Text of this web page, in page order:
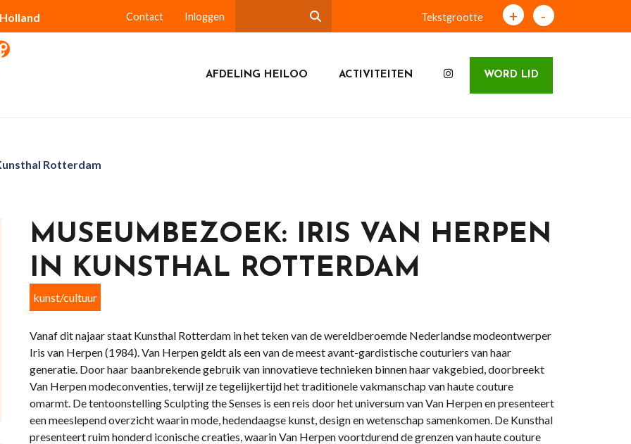
Contact Inloggen Tekstgrootte + -
AFDELING HEILOO ACTIVITEITEN WORD LID
Rotterdam
MUSEUMBEZOEK: IRIS VAN HERPEN
IN KUNSTHAL ROTTERDAM
kunst/cultuur
Vanaf dit najaar staat Kunsthal Rotterdam in het teken van de wereldberoemde Nederlandse modeontwerper
Iris van Herpen (1984). Van Herpen geldt als een van de meest avant-gardistische couturiers van haar
generatie. Door haar baanbrekende gebruik van innovatieve technieken binnen haar vakgebied, doorbreekt
Van Herpen modeconventies, terwijl ze tegelijkertijd het traditionele vakmanschap van haute couture
omarmt. De tentoonstelling Sculpting the Senses is een reis door het universum van Van Herpen en presenteert
een meeslepend overzicht waarin mode, hedendaagse kunst, design en wetenschap samenkomen. De Kunsthal
presenteert ruim honderd iconische creaties, waarin Van Herpen voortdurend de grenzen van haute couture